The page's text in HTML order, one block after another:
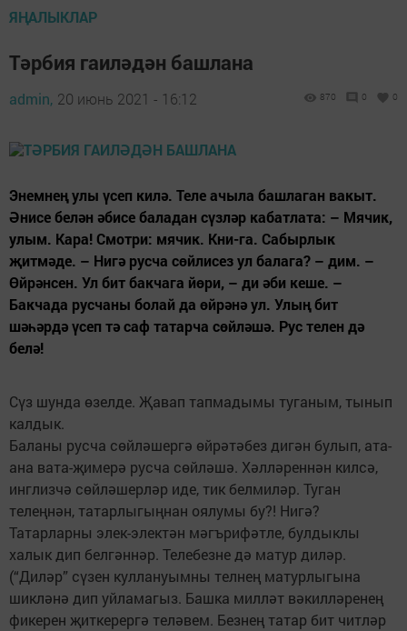
ЯҢАЛЫКЛАР
Тәрбия гаиләдән башлана
admin, 20 июнь 2021 - 16:12 870 0 0
Энемнең улы үсеп килә. Теле ачыла башлаган вакыт.
Әнисе белән әбисе баладан сүзләр кабатлата: – Мячик,
улым. Кара! Смотри: мячик. Кни-га. Сабырлык
җитмәде. – Нигә русча сөйлисез ул балага? – дим. –
Өйрәнсен. Ул бит бакчага йөри, – ди әби кеше. –
Бакчада русчаны болай да өйрәнә ул. Улың бит
шәһәрдә үсеп тә саф татарча сөйләшә. Рус телен дә
белә!
Сүз шунда өзелде. Җавап тапмадымы туганым, тынып
калдык.
Баланы русча сөйләшергә өйрәтәбез дигән булып, ата-
ана вата-җимерә русча сөйләшә. Хәлләреннән килсә,
инглизчә сөйләшерләр иде, тик белмиләр. Туган
телеңнән, татарлыгыңнан оялумы бу?! Нигә?
Татарларны элек-электән мәгърифәтле, булдыклы
халык дип белгәннәр. Телебезне дә матур диләр.
(“Диләр” сүзен куллануымны телнең матурлыгына
шикләнә дип уйламагыз. Башка милләт вәкилләренең
фикерен җиткерергә теләвем. Безнең татар бит читләр